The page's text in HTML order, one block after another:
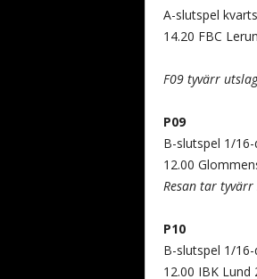
A-slutspel
14.20 FBC
F09 tyvärr
P09
B-slutspel 1/16-
12.00
Resan tar
P10
B-slutspel 1/16-
12.00 IBK Lund